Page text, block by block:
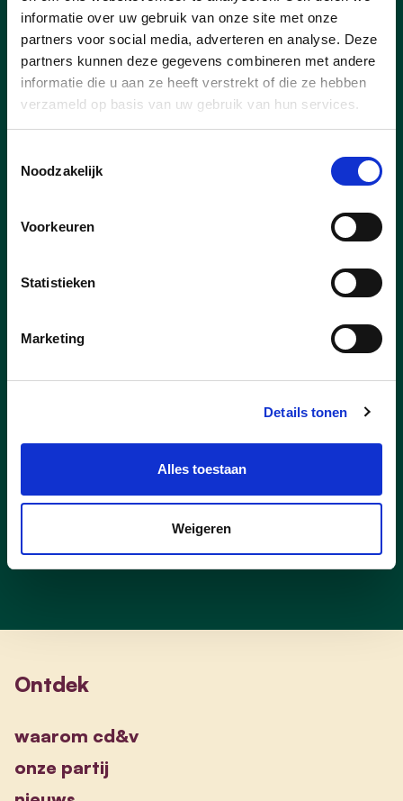
informatie over uw gebruik van onze site met onze
partners voor social media, adverteren en analyse. Deze
partners kunnen deze gegevens combineren met andere
informatie die u aan ze heeft verstrekt of die ze hebben
verzameld op basis van uw gebruik van hun services.
Noodzakelijk
Voorkeuren
Statistieken
Marketing
Details tonen
Alles toestaan
Weigeren
De 5 meest gestelde vragen over de
Van bruto naar netto: zó
worden belastingen berekend
Van bruto naar netto: zó worden belastingen
Ontdek
waarom cd&v
onze partij